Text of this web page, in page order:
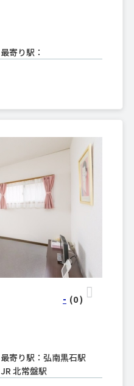
最寄り駅：
最寄り駅：弘南黒石駅
JR 北常盤駅
- (0)